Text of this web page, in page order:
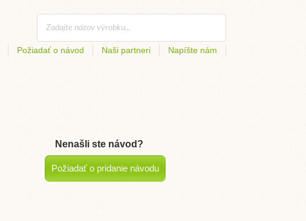
Požiadať o návod Naši partneri Napíšte nám
Nenašli ste návod?
Požiadať o pridanie návodu